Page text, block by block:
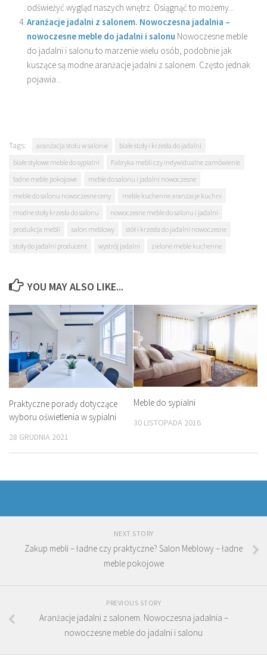
odświeżyć wygląd naszych wnętrz. Osiągnąć to możemy...
Aranżacje jadalni z salonem. Nowoczesna jadalnia –
nowoczesne meble do jadalni i salonu Nowoczesne meble
do jadalni i salonu to marzenie wielu osób, podobnie jak
kuszące są modne aranżacje jadalni z salonem. Często jednak
pojawia...
Tags: aranżacja stołu w salonie
białe stoły i krzesła do jadalni
białe stylowe meble do sypialni
Fabryka mebli czy indywidualne zamówienie
ładne meble pokojowe
meble do salonu i jadalni nowoczesne
meble do salonu nowoczesne ceny
meble kuchenne aranżacje kuchni
modne stoły krzesła do salonu
nowoczesne meble do salonu i jadalni
produkcja mebli
salon meblowy
stół i krzesła do jadalni nowoczesne
stoły do jadalni producent
wystrój jadalni zielone meble kuchenne
YOU MAY ALSO LIKE...
Praktyczne porady dotyczące
wyboru oświetlenia w sypialni
28 GRUDNIA 2021
Meble do sypialni
30 LISTOPADA 2016
NEXT STORY
Zakup mebli – ładne czy praktyczne? Salon Meblowy – ładne
meble pokojowe
PREVIOUS STORY
Aranżacje jadalni z salonem. Nowoczesna jadalnia –
nowoczesne meble do jadalni i salonu